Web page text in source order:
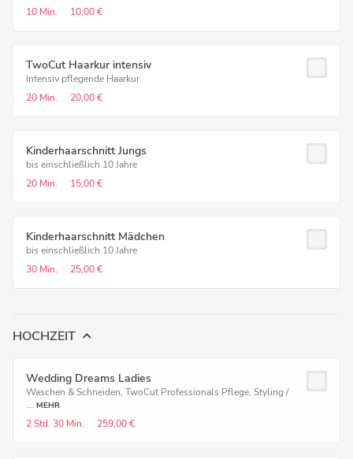
10 Min.
10,00 €
TwoCut Haarkur intensiv
Intensiv pflegende Haarkur
20 Min.
20,00 €
Kinderhaarschnitt Jungs
bis einschließlich 10 Jahre
20 Min.
15,00 €
Kinderhaarschnitt Mädchen
bis einschließlich 10 Jahre
30 Min.
25,00 €
HOCHZEIT
Wedding Dreams Ladies
Waschen & Schneiden, TwoCut Professionals Pflege, Styling /
... MEHR
2 Std. 30 Min. 259,00 €